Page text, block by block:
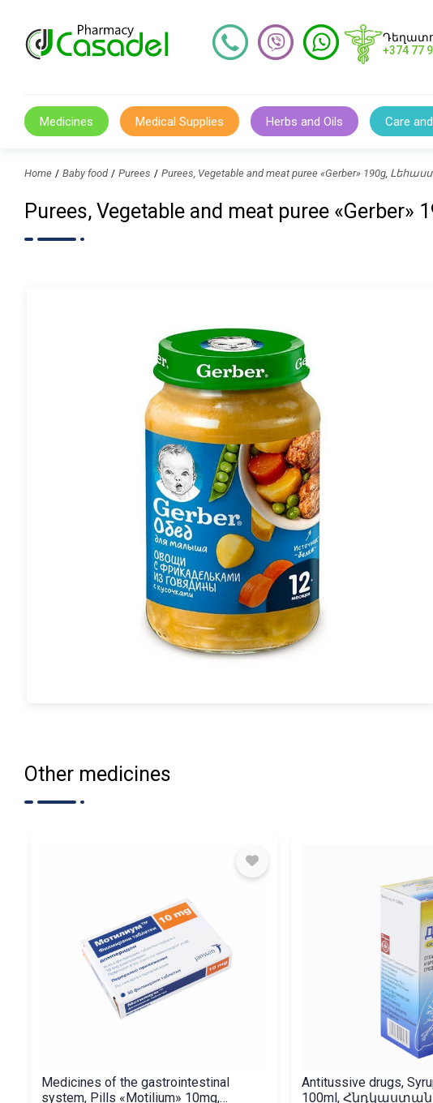
+374 77
Medicines Medical Supplies Herbs and Oils Care
Home Baby food Purees Purees, Vegetable and meat puree «Gerber» 190g,
Purees, Vegetable and meat puree
Other medicines
Medicines of the gastrointestinal
system, Pills «Motilium» 10mg,
Antitussive drugs,
100ml, Հնդկաստան